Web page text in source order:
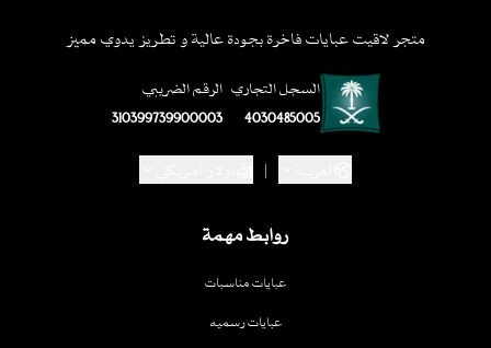
روابط مهمة
عبايات مناسبات
عبايات رسميه
متجر لاقيت عبايات فاخرة بجودة عالية و تطريز يدوي مميز
السجل التجاري
4030485005
الرقم الضريبي
310399739900003
|